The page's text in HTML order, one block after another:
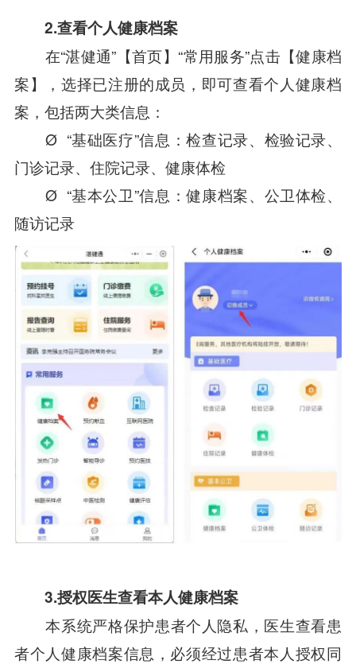
2.查看个人健康档案
在“湛健通”【首页】“常用服务”点击【健康档
案】，选择已注册的成员，即可查看个人健康档
案，包括两大类信息：
Ø “基础医疗”信息：检查记录、检验记录、
门诊记录、住院记录、健康体检
Ø “基本公卫”信息：健康档案、公卫体检、
随访记录
3.授权医生查看本人健康档案
本系统严格保护患者个人隐私，医生查看患
者个人健康档案信息，必须经过患者本人授权同